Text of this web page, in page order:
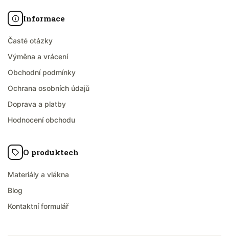
Informace
Časté otázky
Výměna a vrácení
Obchodní podmínky
Ochrana osobních údajů
Doprava a platby
Hodnocení obchodu
O produktech
Materiály a vlákna
Blog
Kontaktní formulář